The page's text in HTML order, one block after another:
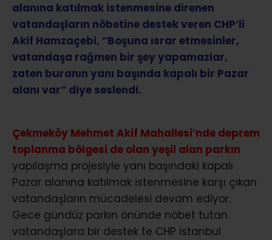
alanına katılmak istenmesine direnen
vatandaşların nöbetine destek veren CHP’li
Akif Hamzaçebi, “Boşuna ısrar etmesinler,
vatandaşa rağmen bir şey yapamazlar,
zaten buranın yanı başında kapalı bir Pazar
alanı var” diye seslendi.
Çekmeköy Mehmet Akif Mahallesi’nde deprem
toplanma bölgesi de olan yeşil alan parkın
yapılaşma projesiyle yanı başındaki kapalı
Pazar alanına katılmak istenmesine karşı çıkan
vatandaşların mücadelesi devam ediyor.
Gece gündüz parkın önünde nöbet tutan
vatandaşlara bir destek te CHP İstanbul